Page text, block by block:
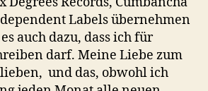
Labels übernehmen
auch dazu, dass ich für
darf. Meine Liebe zum
und das, obwohl ich